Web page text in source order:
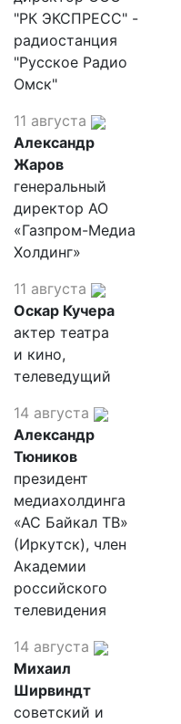
"РК ЭКСПРЕСС" -
радиостанция
"Русское Радио
Омск"
11 августа
Александр
Жаров
генеральный
директор АО
«Газпром-Медиа
Холдинг»
11 августа
Оскар Кучера
актер театра
и кино,
телеведущий
14 августа
Александр
Тюников
президент
медиахолдинга
«АС Байкал ТВ»
(Иркутск), член
Академии
российского
телевидения
14 августа
Михаил
Ширвиндт
советский и